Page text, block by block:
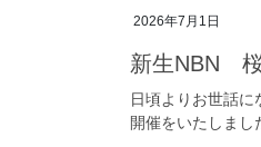
2026年7月1日
新生NBN
日頃よりお世話
開催をいたしま